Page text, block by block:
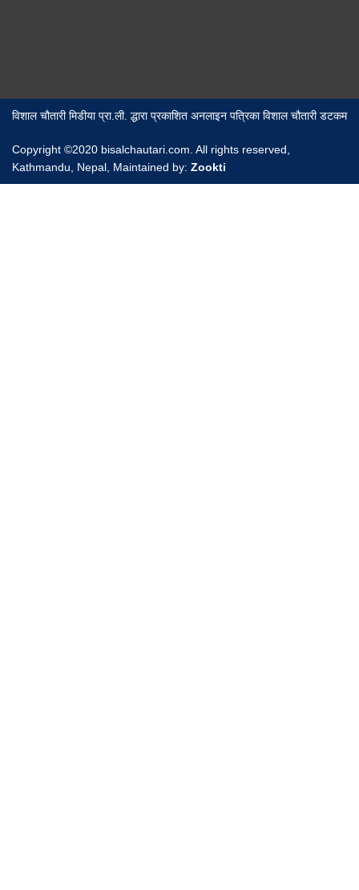
विशाल चौतारी मिडीया प्रा.ली. द्धारा प्रकाशित अनलाइन पत्रिका विशाल चौतारी डटकम
Copyright ©2020 bisalchautari.com. All rights reserved,
Kathmandu, Nepal, Maintained by: Zookti